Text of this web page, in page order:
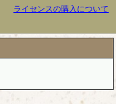
ライセンスの購入について